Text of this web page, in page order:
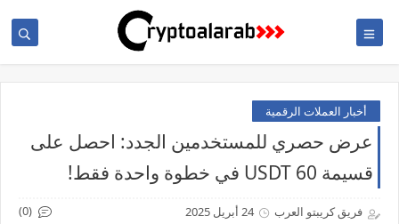
أخبار العملات الرقمية
عرض حصري للمستخدمين الجدد: احصل على
قسيمة 60 USDT في خطوة واحدة فقط!
فريق كريبتو العرب 24 أبريل 2025 (0)